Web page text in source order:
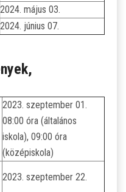
2024. május 03.
2024. június 07.
2023. szeptember 01.
08:00 óra (általános
iskola), 09:00 óra
(középiskola)
2023. szeptember 22.